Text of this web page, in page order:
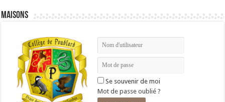
Maisons
Se souvenir de moi
Mot de passe oublié ?